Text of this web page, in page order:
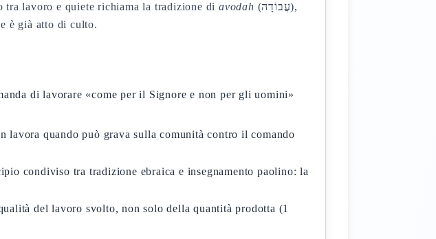
lavoro e quiete richiama la tradizione di avodah (עֲבוֹדָה),
è già atto di culto.
di lavorare «come per il Signore e non per gli uomini»
lavora quando può grava sulla comunità contro il comando
condiviso tra tradizione ebraica e insegnamento paolino: la
del lavoro svolto, non solo della quantità prodotta (1